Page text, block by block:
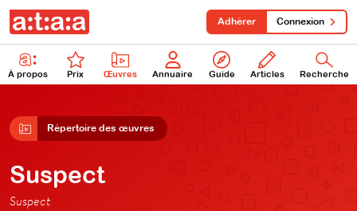
À propos Prix Œuvres Annuaire Guide Articles Recherche
Adhérer Connexion
Répertoire des œuvres
Suspect
Suspect